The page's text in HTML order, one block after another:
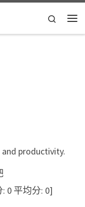
Search
productivity.
: 0 平均分: 0]